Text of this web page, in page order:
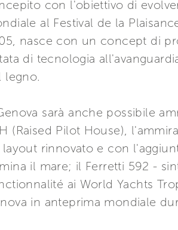
con l'obiettivo di
al Festival de la
nasce con un concept di
di tecnologia
legno.
sarà anche possibile
(Raised Pilot House),
layout rinnovato e con
il mare; il Ferretti 592 -
ai World Yachts
in anteprima mondiale